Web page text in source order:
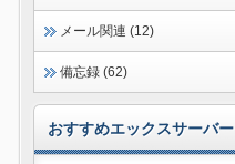
メール関連 (12)
備忘録 (62)
おすすめエックスサーバー